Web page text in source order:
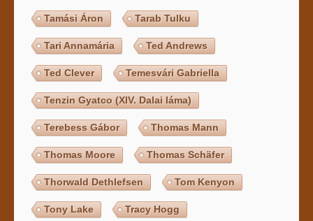
Tamási Áron Tarab Tulku
Tari Annamária Ted Andrews
Ted Clever Temesvári Gabriella
Tenzin Gyatco (XIV. Dalai láma)
Terebess Gábor Thomas Mann
Thomas Moore Thomas Schäfer
Thorwald Dethlefsen Tom Kenyon
Tony Lake Tracy Hogg